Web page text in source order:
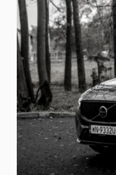
Message *
Save my name
time I comment.